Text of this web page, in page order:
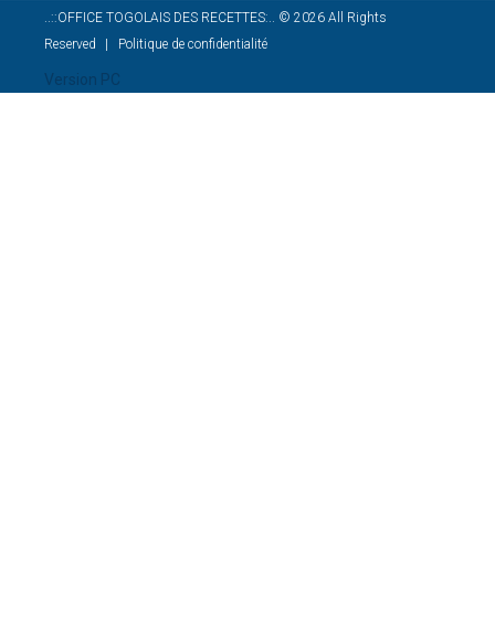
..::OFFICE TOGOLAIS DES RECETTES:.. © 2026 All Rights
Reserved
Politique de confidentialité
Version PC